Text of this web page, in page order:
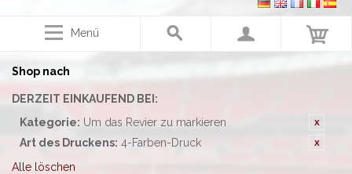
Menü
Shop nach
DERZEIT EINKAUFEND BEI:
Kategorie: Um das Revier zu markieren
Art des Druckens: 4-Farben-Druck
Alle löschen